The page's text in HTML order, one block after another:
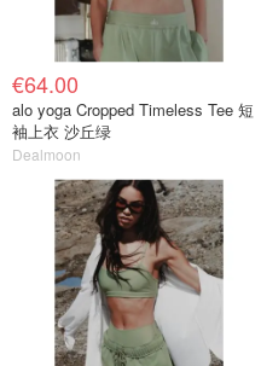
€64.00
alo yoga Cropped Timeless Tee 短
袖上衣 沙丘绿
Dealmoon